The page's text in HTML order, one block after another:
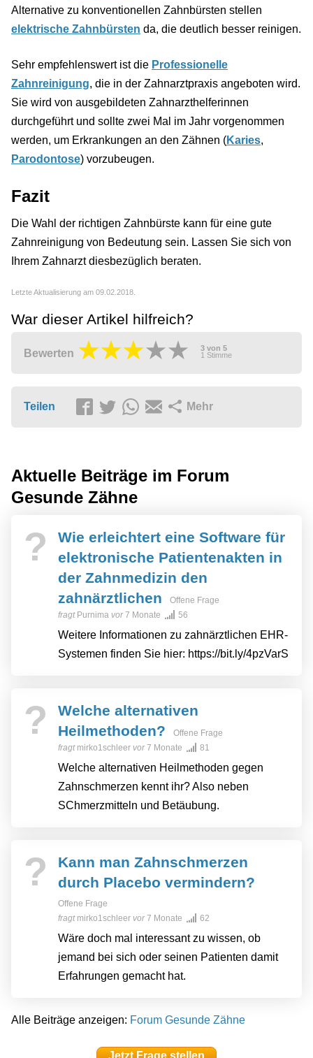
Alternative zu konventionellen Zahnbürsten stellen
elektrische Zahnbürsten da, die deutlich besser reinigen.
Sehr empfehlenswert ist die Professionelle
Zahnreinigung, die in der Zahnarztpraxis angeboten wird.
Sie wird von ausgebildeten Zahnarzthelferinnen
durchgeführt und sollte zwei Mal im Jahr vorgenommen
werden, um Erkrankungen an den Zähnen (Karies,
Parodontose) vorzubeugen.
Fazit
Die Wahl der richtigen Zahnbürste kann für eine gute
Zahnreinigung von Bedeutung sein. Lassen Sie sich von
Ihrem Zahnarzt diesbezüglich beraten.
Letzte Aktualisierung am 09.02.2018.
War dieser Artikel hilfreich?
Bewerten 3 von 5
1 Stimme
Teilen Mehr
Aktuelle Beiträge im Forum
Gesunde Zähne
?
Wie erleichtert eine Software für
elektronische Patientenakten in
der Zahnmedizin den
zahnärztlichen
Offene Frage
fragt Purnima vor7 Monate 56
Weitere Informationen zu zahnärztlichen EHR-
Systemen finden Sie hier: https://bit.ly/4pzVarS
?
Welche alternativen
Heilmethoden?
Offene Frage
fragt mirko1schleer vor7 Monate 81
Welche alternativen Heilmethoden gegen
Zahnschmerzen kennt ihr? Also neben
SChmerzmitteln und Betäubung.
?
Kann man Zahnschmerzen
durch Placebo vermindern?
Offene Frage
fragt mirko1schleer vor7 Monate 62
Wäre doch mal interessant zu wissen, ob
jemand bei sich oder seinen Patienten damit
Erfahrungen gemacht hat.
Alle Beiträge anzeigen: Forum Gesunde Zähne
Jetzt Frage stellen